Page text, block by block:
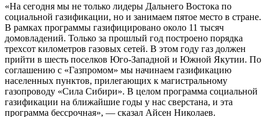
«На сегодня мы не только лидеры Дальнего Востока по
социальной газификации, но и занимаем пятое место в стране.
В рамках программы газифицировано около 11 тысяч
домовладений. Только за прошлый год построено порядка
трехсот километров газовых сетей. В этом году газ должен
прийти в шесть поселков Юго-Западной и Южной Якутии. По
соглашению с «Газпромом» мы начинаем газификацию
населенных пунктов, прилегающих к магистральному
газопроводу «Сила Сибири». В целом программа социальной
газификации на ближайшие годы у нас сверстана, и эта
программа бессрочная», — сказал Айсен Николаев.